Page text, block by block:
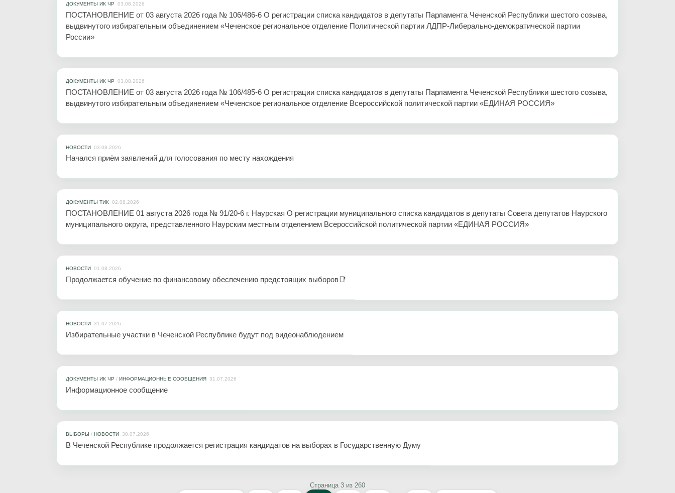
ДОКУМЕНТЫ ИК ЧР 03.08.2026
ПОСТАНОВЛЕНИЕ от 03 августа 2026 года № 106/486-6 О регистрации списка кандидатов в депутаты Парламента Чеченской Республики шестого созыва,
выдвинутого избирательным объединением «Чеченское региональное отделение Политической партии ЛДПР-Либерально-демократической партии
России»
ДОКУМЕНТЫ ИК ЧР 03.08.2026
ПОСТАНОВЛЕНИЕ от 03 августа 2026 года № 106/485-6 О регистрации списка кандидатов в депутаты Парламента Чеченской Республики шестого созыва,
выдвинутого избирательным объединением «Чеченское региональное отделение Всероссийской политической партии «ЕДИНАЯ РОССИЯ»
НОВОСТИ 03.08.2026
Начался приём заявлений для голосования по месту нахождения
ДОКУМЕНТЫ ТИК 02.08.2026
ПОСТАНОВЛЕНИЕ 01 августа 2026 года № 91/20-6 г. Наурская О регистрации муниципального списка кандидатов в депутаты Совета депутатов Наурского
муниципального округа, представленного Наурским местным отделением Всероссийской политической партии «ЕДИНАЯ РОССИЯ»
НОВОСТИ 01.08.2026
Продолжается обучение по финансовому обеспечению предстоящих выборов📑
НОВОСТИ 31.07.2026
Избирательные участки в Чеченской Республике будут под видеонаблюдением
ДОКУМЕНТЫ ИК ЧР / ИНФОРМАЦИОННЫЕ СООБЩЕНИЯ 31.07.2026
Информационное сообщение
ВЫБОРЫ / НОВОСТИ 30.07.2026
В Чеченской Республике продолжается регистрация кандидатов на выборах в Государственную Думу
Страница 3 из 260